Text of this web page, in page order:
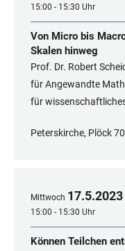
15:00 - 15:30 Uhr
Von Micro bis
Skalen hinweg
Prof. Dr. Robert
für Angewandte
für
Peterskirche, Plöck
Mittwoch 17.5.2023
15:00 - 15:30 Uhr
Können Teilchen